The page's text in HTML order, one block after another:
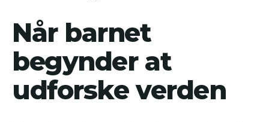
Når barnet
begynder at
udforske verden